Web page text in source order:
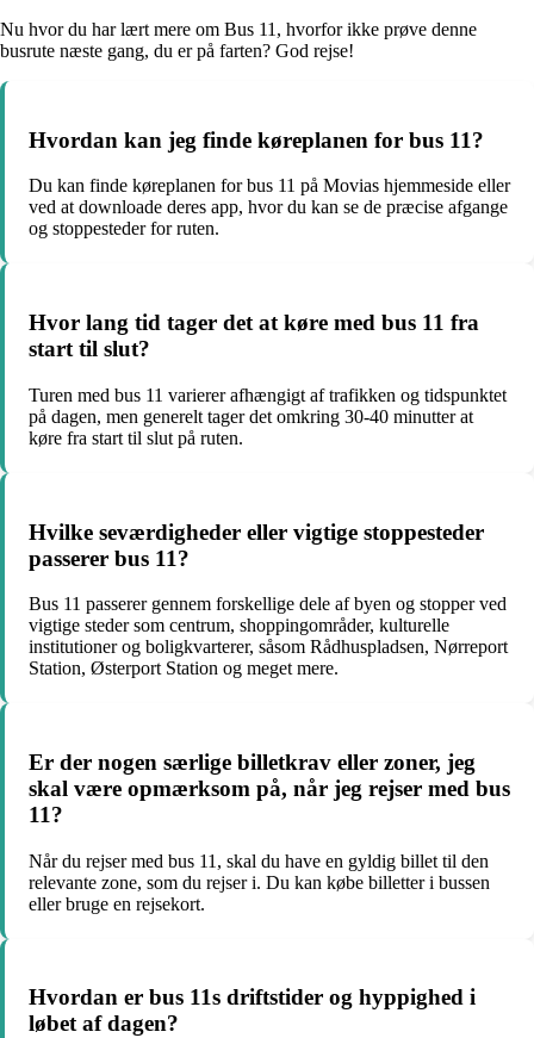
Nu hvor du har lært mere om Bus 11, hvorfor ikke prøve denne
busrute næste gang, du er på farten? God rejse!
Hvordan kan jeg finde køreplanen for bus 11?
Du kan finde køreplanen for bus 11 på Movias hjemmeside eller
ved at downloade deres app, hvor du kan se de præcise afgange
og stoppesteder for ruten.
Hvor lang tid tager det at køre med bus 11 fra
start til slut?
Turen med bus 11 varierer afhængigt af trafikken og tidspunktet
på dagen, men generelt tager det omkring 30-40 minutter at
køre fra start til slut på ruten.
Hvilke seværdigheder eller vigtige stoppesteder
passerer bus 11?
Bus 11 passerer gennem forskellige dele af byen og stopper ved
vigtige steder som centrum, shoppingområder, kulturelle
institutioner og boligkvarterer, såsom Rådhuspladsen, Nørreport
Station, Østerport Station og meget mere.
Er der nogen særlige billetkrav eller zoner, jeg
skal være opmærksom på, når jeg rejser med bus
11?
Når du rejser med bus 11, skal du have en gyldig billet til den
relevante zone, som du rejser i. Du kan købe billetter i bussen
eller bruge en rejsekort.
Hvordan er bus 11s driftstider og hyppighed i
løbet af dagen?